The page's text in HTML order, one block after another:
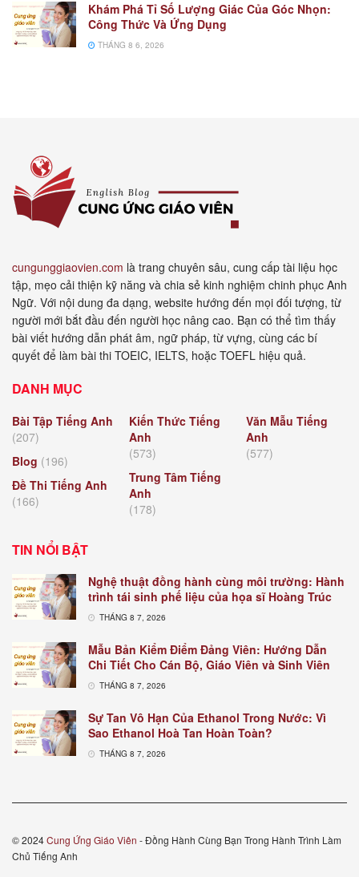
Khám Phá Tỉ Số Lượng Giác Của Góc Nhọn:
Công Thức Và Ứng Dụng
THÁNG 8 6, 2026
cungunggiaovien.com là trang chuyên sâu, cung cấp tài liệu học
tập, mẹo cải thiện kỹ năng và chia sẻ kinh nghiệm chinh phục Anh
Ngữ. Với nội dung đa dạng, website hướng đến mọi đối tượng, từ
người mới bắt đầu đến người học nâng cao. Bạn có thể tìm thấy
bài viết hướng dẫn phát âm, ngữ pháp, từ vựng, cùng các bí
quyết để làm bài thi TOEIC, IELTS, hoặc TOEFL hiệu quả.
DANH MỤC
Bài Tập Tiếng Anh
(207)
Blog (196)
Đề Thi Tiếng Anh
(166)
Kiến Thức Tiếng
Anh
(573)
Trung Tâm Tiếng
Anh
(178)
Văn Mẫu Tiếng
Anh
(577)
TIN NỔI BẬT
Nghệ thuật đồng hành cùng môi trường: Hành
trình tái sinh phế liệu của họa sĩ Hoàng Trúc
THÁNG 8 7, 2026
Mẫu Bản Kiểm Điểm Đảng Viên: Hướng Dẫn
Chi Tiết Cho Cán Bộ, Giáo Viên và Sinh Viên
THÁNG 8 7, 2026
Sự Tan Vô Hạn Của Ethanol Trong Nước: Vì
Sao Ethanol Hoà Tan Hoàn Toàn?
THÁNG 8 7, 2026
© 2024Cung Ứng Giáo Viên - Đồng Hành Cùng Bạn Trong Hành Trình Làm
Chủ Tiếng Anh